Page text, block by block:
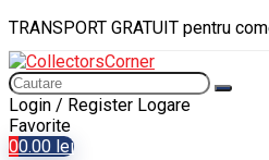
TRANSPORT GRATUIT pentru
Login / Register Logare
Favorite
00.00 lei